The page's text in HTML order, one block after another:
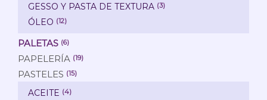
GESSO Y PASTA DE TEXTURA (3)
ÓLEO (12)
PALETAS (6)
PAPELERÍA (19)
PASTELES (15)
ACEITE (4)